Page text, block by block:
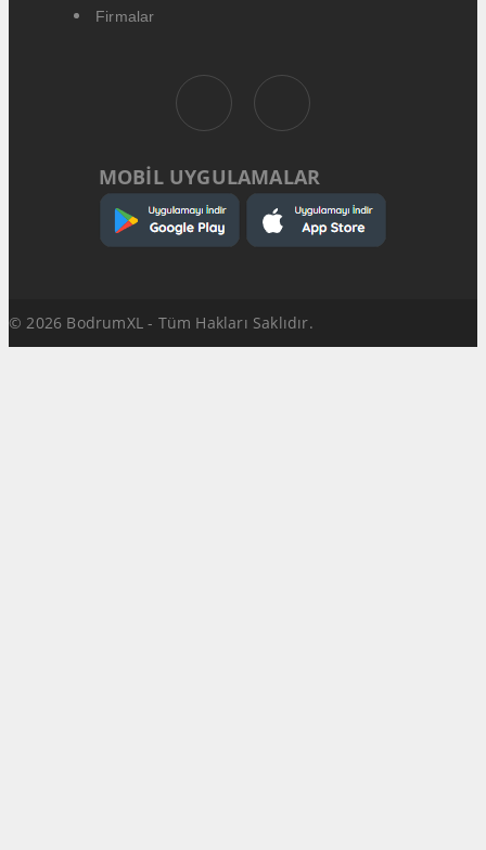
Firmalar
MOBİL UYGULAMALAR
© 2026 BodrumXL - Tüm Hakları Saklıdır.